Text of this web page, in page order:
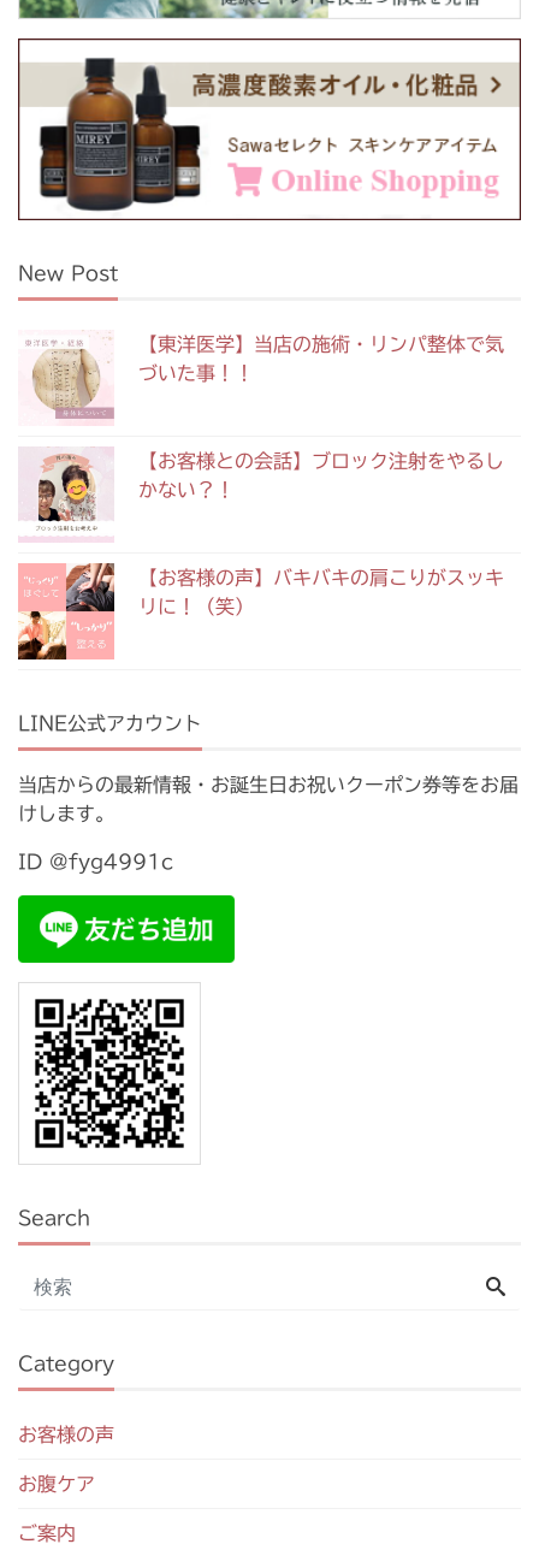
New Post
【東洋医学】当店の施術・リンパ整体で気
づいた事！！
【お客様との会話】ブロック注射をやるし
かない？！
【お客様の声】バキバキの肩こりがスッキ
リに！（笑）
LINE公式アカウント
当店からの最新情報・お誕生日お祝いクーポン券等をお届
けします。
ID @fyg4991c
Search
Category
お客様の声
お腹ケア
ご案内